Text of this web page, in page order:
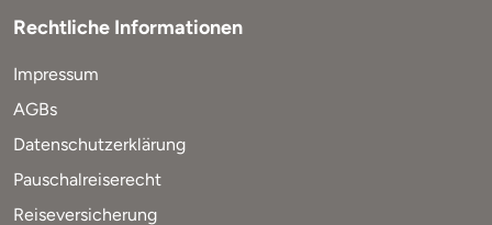
Rechtliche Informationen
Impressum
AGBs
Datenschutzerklärung
Pauschalreiserecht
Reiseversicherung